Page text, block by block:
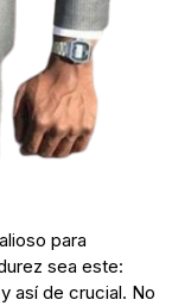
para
sea este:
así de crucial. No